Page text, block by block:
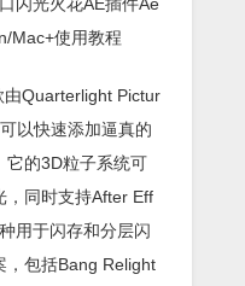
Mac+使用教程
Quarterlight Pictur
以快速添加逼真的
它的3D粒子系统可
，同时支持After Eff
用于闪存和分层闪
，包括Bang Relight